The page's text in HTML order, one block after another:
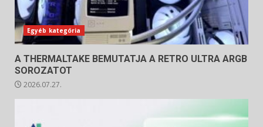
Egyéb kategória
A THERMALTAKE BEMUTATJA A RETRO ULTRA ARGB
SOROZATOT
2026.07.27.